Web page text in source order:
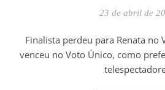
23 de abril de
Finalista perdeu para Renata no Voto de Torcida, mas
venceu no Voto Único, como